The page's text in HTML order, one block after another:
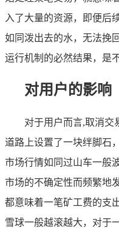
入了大量的资源，即便后
如同泼出去的水，无法挽
运行机制的必然结果，是
对用户的影响
对于用户而言,取消交
道路上设置了一块绊脚石
市场行情如同过山车一般
市场的不确定性而频繁地
都意味着一笔矿工费的支
雪球一般越滚越大，对于